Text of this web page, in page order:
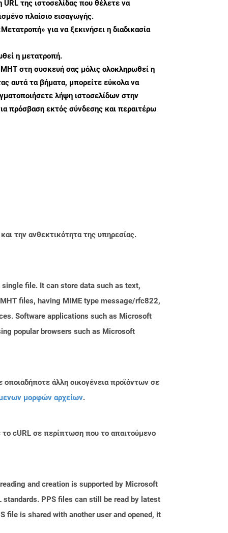
URL της ιστοσελίδας που θέλετε να
πλαίσιο εισαγωγής.
για να ξεκινήσει η διαδικασία
η μετατροπή.
στη συσκευή σας μόλις ολοκληρωθεί η
αυτά τα βήματα, μπορείτε εύκολα να
λήψη ιστοσελίδων στην
πρόσβαση εκτός σύνδεσης και περαιτέρω
την ανθεκτικότητα της υπηρεσίας.
file. It can store data such as text,
files, having MIME type message/rfc822,
Software applications such as Microsoft
popular browsers such as Microsoft
άλλη οικογένεια προϊόντων σε
μορφών αρχείων.
το cURL σε περίπτωση που το απαιτούμενο
and creation is supported by Microsoft
PPS files can still be read by latest
file is shared with another user and opened, it